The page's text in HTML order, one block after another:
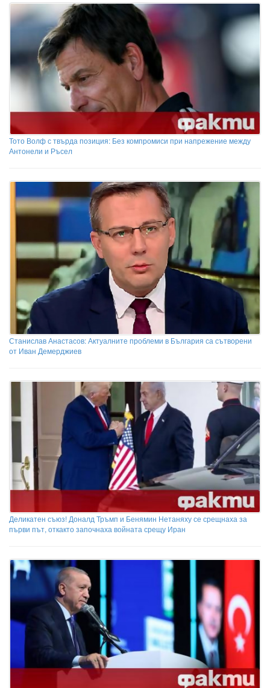
Тото Волф с твърда позиция: Без компромиси при напрежение между
Антонели и Ръсел
Станислав Анастасов: Актуалните проблеми в България са сътворени
от Иван Демерджиев
Деликатен съюз! Доналд Тръмп и Бенямин Нетаняху се срещнаха за
първи път, откакто започнаха войната срещу Иран